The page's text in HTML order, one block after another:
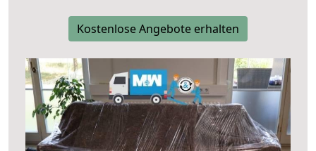
Kostenlose Angebote erhalten